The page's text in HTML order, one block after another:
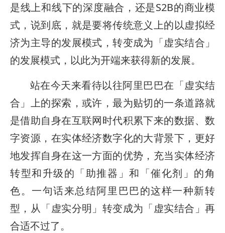
是线上和线下的深度融合，还是S2B的商业模
式，说到底，就是要将传统意义上的以虚拟经
济为主导的发展模式，转变成为「虚实结合」
的发展模式，以此为开端来获得新的发展。
站在今天来看待以往阿里巴巴在「虚实结
合」上的探索，或许，最为贴切的一条道路就
是借助自身在互联网时代积累下来的数据、数
字资源，在实体经济数字化的大背景下，更好
地发挥自身在这一方面的优势，充当实体经济
转型和升级的「助推器」和「催化剂」的角
色。一句话来总结阿里巴巴的这样一种新转
型，从「虚实分明」转变成为「虚实结合」再
合适不过了。